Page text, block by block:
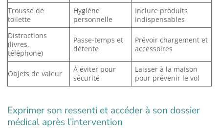
Trousse de
toilette
Hygiène
personnelle
Inclure produits
indispensables
Distractions
(livres,
téléphone)
Passe-temps et
détente
Prévoir chargement et
accessoires
Objets de valeur
À éviter pour
sécurité
Laisser à la maison
pour prévenir le vol
Exprimer son ressenti et accéder à son dossier
médical après l’intervention